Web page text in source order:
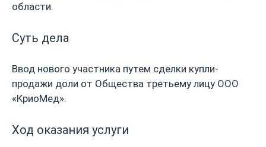
области.
Суть дела
Ввод нового участника путем сделки купли-
продажи доли от Общества третьему лицу ООО
«КриоМед».
Ход оказания услуги